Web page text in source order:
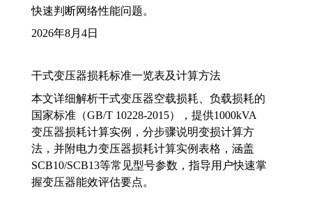
快速判断网络性能问题。
2026年8月4日
干式变压器损耗标准一览表及计算方法
本文详细解析干式变压器空载损耗、负载损耗的
国家标准（GB/T 10228-2015），提供1000kVA
变压器损耗计算实例，分步骤说明变损计算方
法，并附电力变压器损耗计算实例表格，涵盖
SCB10/SCB13等常见型号参数，指导用户快速掌
握变压器能效评估要点。